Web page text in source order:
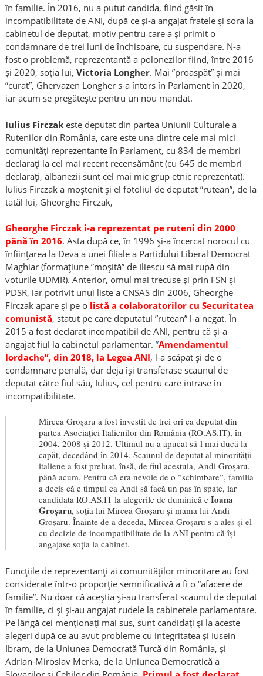
în familie. În 2016, nu a putut candida, fiind găsit în
incompatibilitate de ANI, după ce și-a angajat fratele și sora la
cabinetul de deputat, motiv pentru care a și primit o
condamnare de trei luni de închisoare, cu suspendare. N-a
fost o problemă, reprezentantă a polonezilor fiind, între 2016
și 2020, soția lui, Victoria Longher. Mai ”proaspăt” și mai
”curat”, Ghervazen Longher s-a întors în Parlament în 2020,
iar acum se pregătește pentru un nou mandat.
Iulius Firczakeste deputat din partea Uniunii Culturale a
Rutenilor din România, care este una dintre cele mai mici
comunități reprezentante în Parlament, cu 834 de membri
declarați la cel mai recent recensământ (cu 645 de membri
declarați, albanezii sunt cel mai mic grup etnic reprezentat).
Iulius Firczak a moștenit și el fotoliul de deputat ”rutean”, de la
tatăl lui, Gheorghe Firczak,
Gheorghe Firczak i-a reprezentat pe ruteni din 2000
până în 2016. Asta după ce, în 1996 și-a încercat norocul cu
înființarea la Deva a unei filiale a Partidului Liberal Democrat
Maghiar (formațiune ”moșită” de Iliescu să mai rupă din
voturile UDMR). Anterior, omul mai trecuse și prin FSN și
PDSR, iar potrivit unui liste a CNSAS din 2006, Gheorghe
Firczak apare și pe o listă a colaboratorilor cu Securitatea
comunistă, statut pe care deputatul ”rutean” l-a negat. În
2015 a fost declarat incompatibil de ANI, pentru că și-a
angajat fiul la cabinetul parlamentar. ”Amendamentul
Iordache”, din 2018, la Legea ANI, l-a scăpat și de o
condamnare penală, dar deja își transferase scaunul de
deputat către fiul său, Iulius, cel pentru care intrase în
incompatibilitate.
Mircea Groșaru a fost investit de trei ori ca deputat din
partea Asociației Italienilor din România (RO.AS.IT), în
2004, 2008 și 2012. Ultimul nu a apucat să-l mai ducă la
capăt, decedând în 2014. Scaunul de deputat al minorității
italiene a fost preluat, însă, de fiul acestuia, Andi Groșaru,
până acum. Pentru că era nevoie de o ”schimbare”, familia
a decis că e timpul ca Andi să facă un pas în spate, iar
candidata RO.AS.IT la alegerile de duminică eIoana
Groșaru, soția lui Mircea Groșaru și mama lui Andi
Groșaru. Înainte de a deceda, Mircea Groșaru s-a ales și el
cu decizie de incompatibilitate de la ANI pentru că își
angajase soția la cabinet.
Funcțiile de reprezentanți ai comunităților minoritare au fost
considerate într-o proporție semnificativă a fi o ”afacere de
familie”. Nu doar că aceștia și-au transferat scaunul de deputat
în familie, ci și și-au angajat rudele la cabinetele parlamentare.
Pe lângă cei menționați mai sus, sunt candidați și la aceste
alegeri după ce au avut probleme cu integritatea și Iusein
Ibram, de la Uniunea Democrată Turcă din România, și
Adrian-Miroslav Merka, de la Uniunea Democratică a